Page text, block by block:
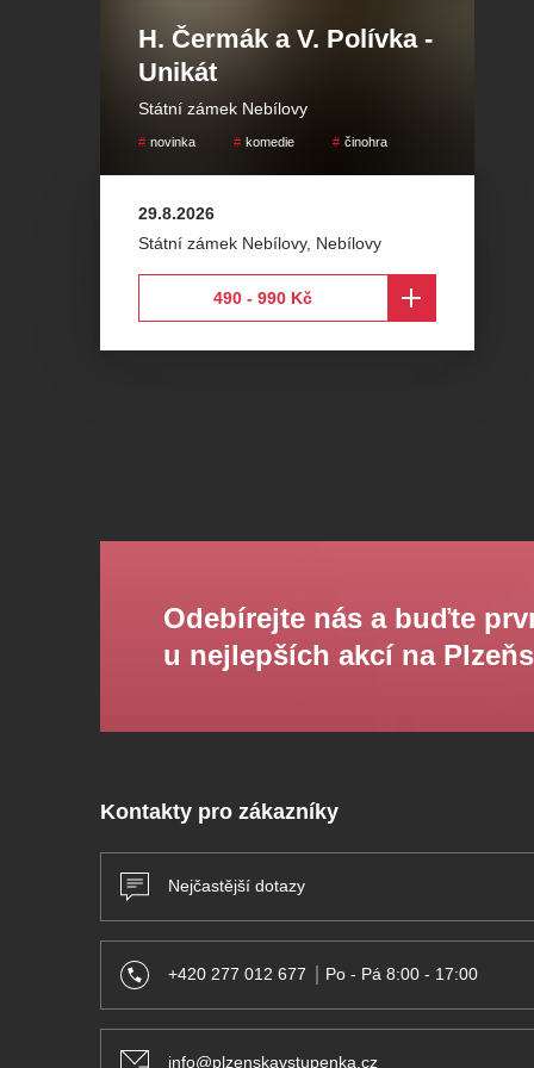
H. Čermák a V. Polívka -
Unikát
Státní zámek Nebílovy
novinka komedie činohra
29.8.2026
Státní zámek Nebílovy, Nebílovy
490 - 990 Kč
Odebírejte nás a buďte
u nejlepších akcí na
Kontakty pro zákazníky
Nejčastější dotazy
+420 277 012 677 Po - Pá 8:00 - 17:00
info@plzenskavstupenka.cz